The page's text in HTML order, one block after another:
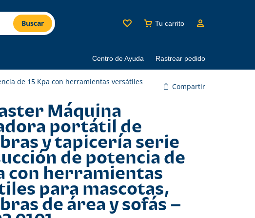
Buscar Tu carrito
Centro de Ayuda Rastrear pedido
de 15 Kpa con herramientas versátiles
Compartir
Máquina
portátil de
y tapicería serie
de potencia de
con herramientas
para mascotas,
de área y sofás –